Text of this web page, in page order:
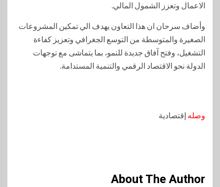
الاعمال وتعزز الشمول المالي.
وأضاف سرحان ان هذا التعاون يهدف الي تمكين المشروعات
الصغيرة والمتوسطة من التوسع الجغرافي وتعزيز كفاءة
التشغيل، وفتح آفاق جديدة للنمو، بما يتماشى مع توجهات
الدولة نحو الاقتصاد الرقمي والتنمية المستدامة.
وصله إقتصادية
About The Author